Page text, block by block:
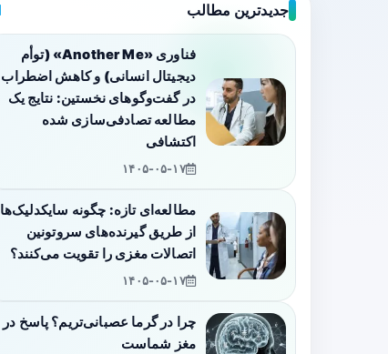
جدیدترین مطالب
فناوری «Another Me» (توأم
دیجیتال انسانی) و کاهش اضطراب
در گفت‌وگوهای نخستین: نتایج یک
مطالعه تصادفی‌سازی شده
اکتشافی
۱۴۰۵-۰۵-۱۷
مطالعه‌ای تازه: چگونه سایکدلیک‌ها
از طریق گیرنده‌های سروتونین
اتصالات مغزی را تقویت می‌کنند؟
۱۴۰۵-۰۵-۱۷
چرا در گرما عصبانی‌تریم؟ پاسخ در
مغز شماست